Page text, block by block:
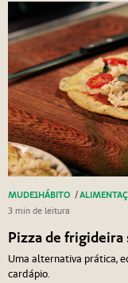
MUDE1HÁBITO /
3 min de leitura
Pizza de frigideira
Uma alternativa prática,
cardápio.